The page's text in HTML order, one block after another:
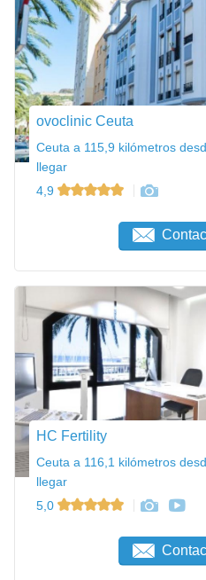
ovoclinic Ceuta
Ceuta a 115,9 kilómetros
llegar
4,9
HC Fertility
Ceuta a 116,1 kilómetros
llegar
5,0